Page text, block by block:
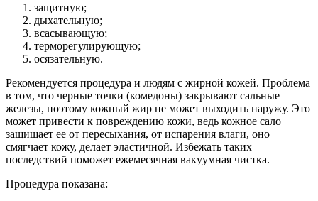
защитную;
дыхательную;
всасывающую;
терморегулирующую;
осязательную.
Рекомендуется процедура и людям с жирной кожей. Проблема
в том, что черные точки (комедоны) закрывают сальные
железы, поэтому кожный жир не может выходить наружу. Это
может привести к повреждению кожи, ведь кожное сало
защищает ее от пересыхания, от испарения влаги, оно
смягчает кожу, делает эластичной. Избежать таких
последствий поможет ежемесячная вакуумная чистка.
Процедура показана: